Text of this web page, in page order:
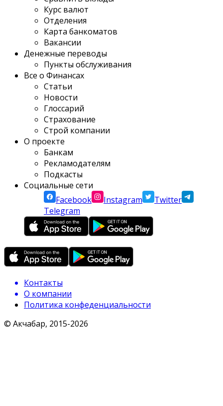
Курс валют
Отделения
Карта банкоматов
Вакансии
Денежные переводы
Пункты обслуживания
Все о Финансах
Статьи
Новости
Глоссарий
Страхование
Строй компании
О проекте
Банкам
Рекламодателям
Подкасты
Социальные сети
Facebook
Instagram
Twitter
Telegram
Контакты
О компании
Политика конфеденциальности
© Акчабар, 2015-2026